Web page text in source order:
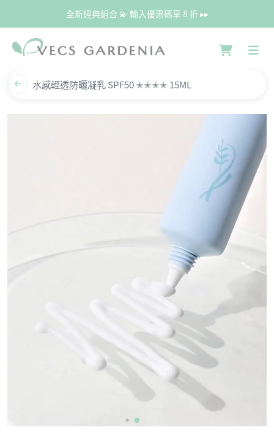
全新經典組合 💫 輸入優惠碼享 8 折 ▸▸
水感輕透防曬凝乳 SPF50 ✭✭✭✭ 15ML